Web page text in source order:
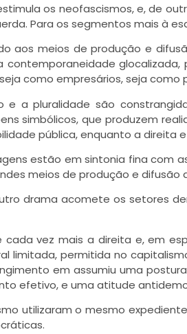
os neofascismos, e, de
Para os segmentos mais à
aos meios de produção e
contemporaneidade
como empresários, seja como
e a pluralidade são
simbólicos, que produzem
pública, enquanto a
estão em sintonia fina
meios de produção e difusão
drama acomete os setores
cada vez mais a direita e, em
limitada, permitida no
em assumiu uma
efetivo, e uma atitude
utilizaram o mesmo